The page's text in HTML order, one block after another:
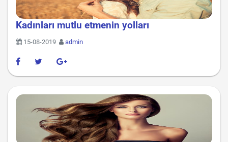
Kadınları mutlu etmenin yolları
15-08-2019 admin